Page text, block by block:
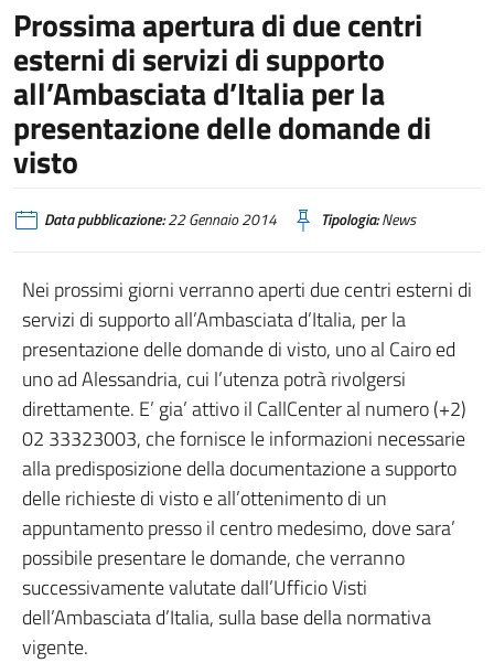
Prossima apertura di due centri
esterni di servizi di supporto
all’Ambasciata d’Italia per la
presentazione delle domande di
visto
Data pubblicazione:22 Gennaio 2014 Tipologia:News
Nei prossimi giorni verranno aperti due centri esterni di
servizi di supporto all’Ambasciata d’Italia, per la
presentazione delle domande di visto, uno al Cairo ed
uno ad Alessandria, cui l’utenza potrà rivolgersi
direttamente. E’ gia’ attivo il CallCenter al numero (+2)
02 33323003, che fornisce le informazioni necessarie
alla predisposizione della documentazione a supporto
delle richieste di visto e all’ottenimento di un
appuntamento presso il centro medesimo, dove sara’
possibile presentare le domande, che verranno
successivamente valutate dall’Ufficio Visti
dell’Ambasciata d’Italia, sulla base della normativa
vigente.